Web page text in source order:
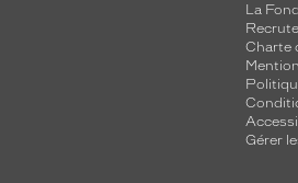
La
Charte
Gérer